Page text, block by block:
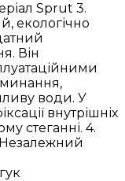
Sprut 3.
екологічно
Він
води. У
внутрішніх
стеганні. 4.